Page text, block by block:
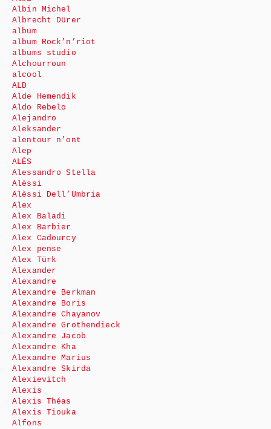
Albin Michel
Albrecht Dürer
album
album Rock’n’riot
albums studio
Alchourroun
alcool
ALD
Alde Hemendik
Aldo Rebelo
Alejandro
Aleksander
alentour n’ont
Alep
ALÈS
Alessandro Stella
Alèssi
Alèssi Dell’Umbria
Alex
Alex Baladi
Alex Barbier
Alex Cadourcy
Alex pense
Alex Türk
Alexander
Alexandre
Alexandre Berkman
Alexandre Boris
Alexandre Chayanov
Alexandre Grothendieck
Alexandre Jacob
Alexandre Kha
Alexandre Marius
Alexandre Skirda
Alexievitch
Alexis
Alexis Théas
Alexis Tiouka
Alfons